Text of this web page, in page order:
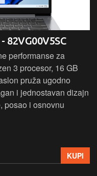
82VG00V5SC
performanse za
3 procesor, 16 GB
pruža ugodno
i jednostavan dizajn
posao i osnovnu
KUPI